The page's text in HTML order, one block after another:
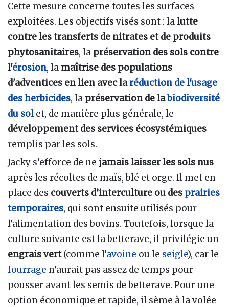
Cette mesure concerne toutes les surfaces
exploitées. Les objectifs visés sont : lalutte
contre les transferts de nitrates et de produits
phytosanitaires, la préservation des sols contre
l'érosion, la maîtrise des populations
d'adventices en lien avec laréduction de l'usage
des herbicides, la préservation de labiodiversité
du solet, de manière plus générale, le
développement des services écosystémiques
remplis par les sols.
Jacky s’efforce de ne jamais laisser les sols nus
après les récoltes de maïs, blé et orge. Il met en
place des couverts d’interculture ou des prairies
temporaires, qui sont ensuite utilisés pour
l’alimentation des bovins. Toutefois, lorsque la
culture suivante est la betterave, il privilégie un
engrais vert(comme l’avoine ou le seigle), car le
fourrage n’aurait pas assez de temps pour
pousser avant les semis de betterave. Pour une
option économique et rapide, il sème à la volée